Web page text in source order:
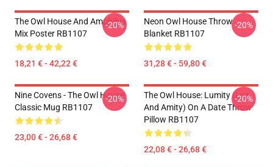
The Owl House And Amphibia
Mix Poster RB1107
18,21 € - 42,22 €
-20%
Neon Owl House Throw
Blanket RB1107
31,28 € - 59,80 €
-20%
Nine Covens - The Owl House
Classic Mug RB1107
23,00 € - 26,68 €
-20%
The Owl House: Lumity (Luz
And Amity) On A Date Throw
Pillow RB1107
22,08 € - 26,68 €
-20%